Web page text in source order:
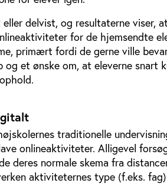
delvist, og resultaterne viser,
for de hjemsendte
primært fordi de gerne ville
et ønske om, at eleverne snart
traditionelle
onlineaktiviteter. Alligevel
deres normale skema fra
aktiviteternes type (f.eks.